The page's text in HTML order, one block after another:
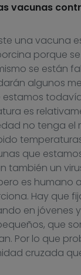
vacunas
una vacuna
porque
se están
algunos
es
no tenga el
que
un
es humano
Hay que
en jóvenes
que
Por lo que
cruzada